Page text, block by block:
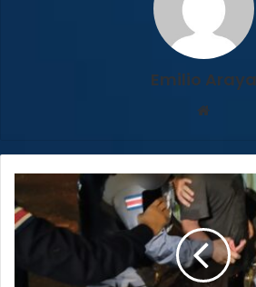
Emilio Araya
Migración
detuvo
a